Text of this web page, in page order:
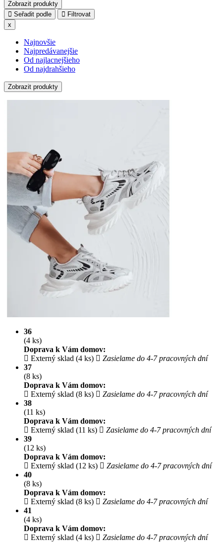
Zobrazit produkty
Seřadit podle
Filtrovat
x
Najnovšie
Najpredávanejšie
Od najlacnejšieho
Od najdrahšieho
Zobrazit produkty
36
(4 ks)
Doprava k Vám domov:
Externý sklad (4 ks)
Zasielame do 4-7 pracovných dní
37
(8 ks)
Doprava k Vám domov:
Externý sklad (8 ks)
Zasielame do 4-7 pracovných dní
38
(11 ks)
Doprava k Vám domov:
Externý sklad (11 ks)
Zasielame do 4-7 pracovných dní
39
(12 ks)
Doprava k Vám domov:
Externý sklad (12 ks)
Zasielame do 4-7 pracovných dní
40
(8 ks)
Doprava k Vám domov:
Externý sklad (8 ks)
Zasielame do 4-7 pracovných dní
41
(4 ks)
Doprava k Vám domov:
Externý sklad (4 ks)
Zasielame do 4-7 pracovných dní